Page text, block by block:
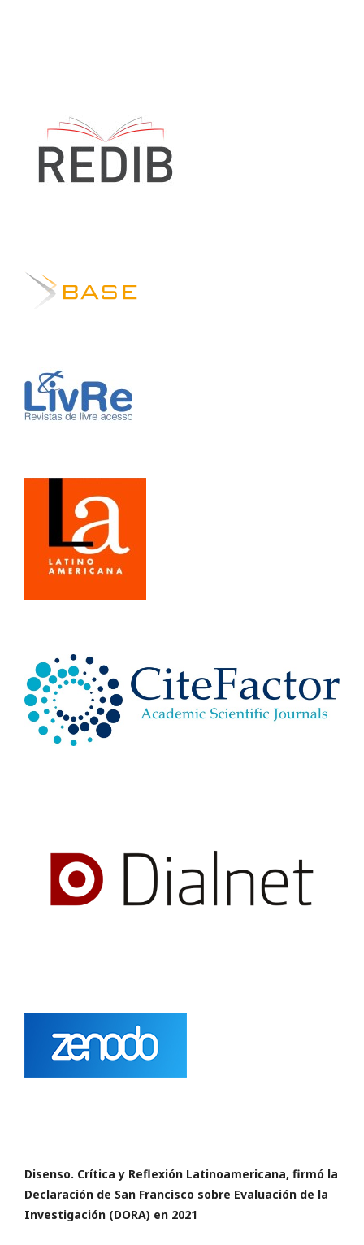
Disenso. Crítica y Reflexión Latinoamericana, firmó la
Declaración de San Francisco sobre Evaluación de la
Investigación (DORA) en 2021